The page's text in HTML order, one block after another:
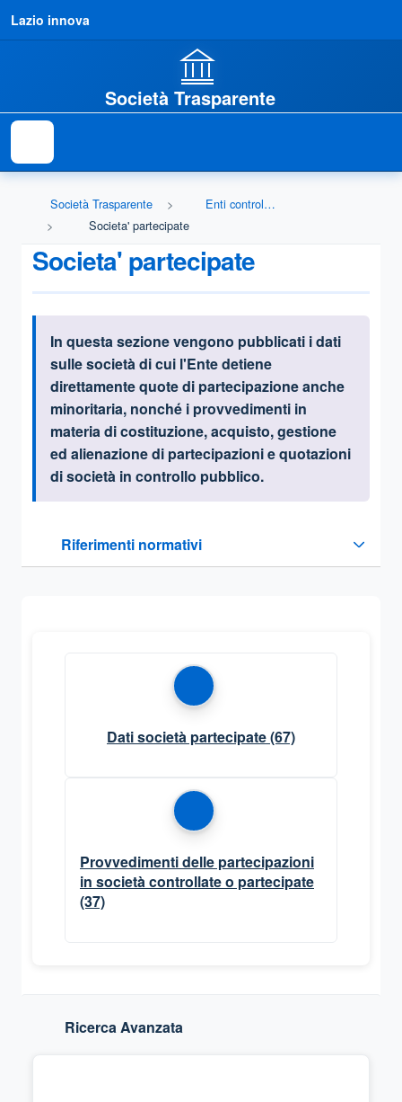
Lazio innova
Società Trasparente
Società Trasparente
Enti controllati
Societa' partecipate
Societa' partecipate
Informazioni introduttive
In questa sezione vengono pubblicati i dati
sulle societàdi cui l'Ente detiene
direttamente quote di partecipazione anche
minoritaria, nonché i provvedimenti in
materia di costituzione, acquisto, gestione
ed alienazione di partecipazioni e quotazioni
di società in controllo pubblico.
Riferimenti normativi
Sezione compressa
Dati società partecipate(67)
Provvedimenti delle partecipazioni
in società controllate o partecipate
(37)
Ricerca Avanzata